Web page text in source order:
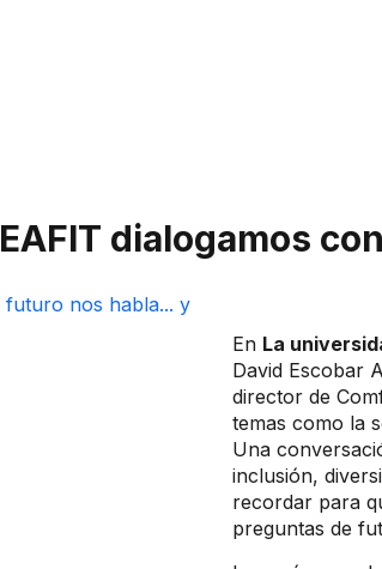
dialogamos
En La
David Escobar
director de
temas como la
Una
inclusión,
recordar para
preguntas de